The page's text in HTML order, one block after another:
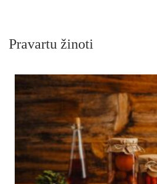
Pravartu žinoti